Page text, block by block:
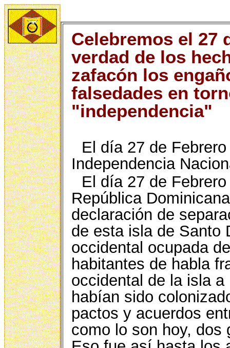
Celebremos el 27
verdad de los
zafacón los
falsedades en
"independencia"
El día 27 de
Independencia
El día 27 de
República
declaración de
de esta isla de Santo
occidental ocupada
habitantes de habla
occidental de la isla
habían sido
pactos y acuerdos
como lo son hoy, dos